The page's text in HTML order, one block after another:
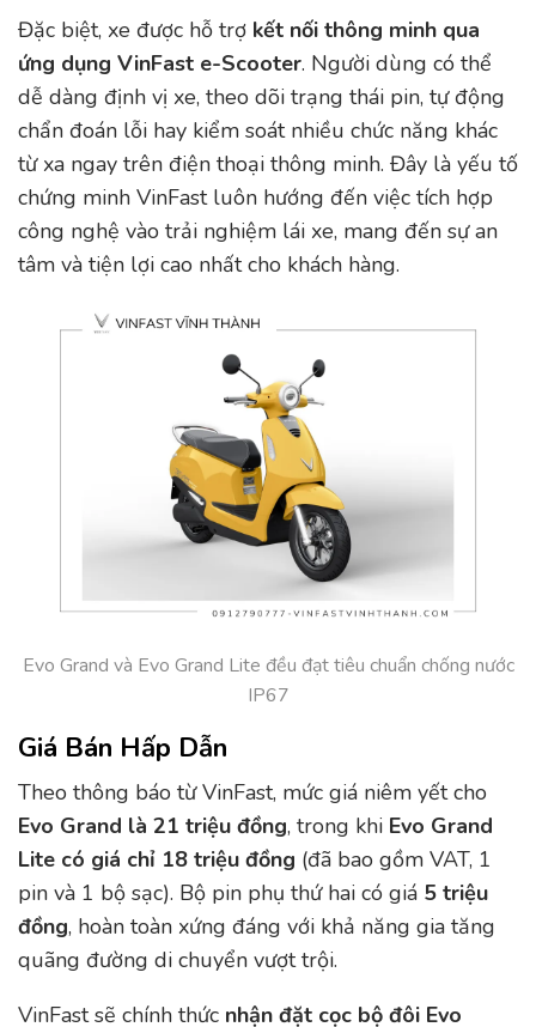
Đặc biệt, xe được hỗ trợ kết nối thông minh qua
ứng dụng VinFast e-Scooter. Người dùng có thể
dễ dàng định vị xe, theo dõi trạng thái pin, tự động
chẩn đoán lỗi hay kiểm soát nhiều chức năng khác
từ xa ngay trên điện thoại thông minh. Đây là yếu tố
chứng minh VinFast luôn hướng đến việc tích hợp
công nghệ vào trải nghiệm lái xe, mang đến sự an
tâm và tiện lợi cao nhất cho khách hàng.
Evo Grand và Evo Grand Lite đều đạt tiêu chuẩn chống nước
IP67
Giá Bán Hấp Dẫn
Theo thông báo từ VinFast, mức giá niêm yết cho
Evo Grand là 21 triệu đồng, trong khi Evo Grand
Lite có giá chỉ 18 triệu đồng (đã bao gồm VAT, 1
pin và 1 bộ sạc). Bộ pin phụ thứ hai có giá 5 triệu
đồng, hoàn toàn xứng đáng với khả năng gia tăng
quãng đường di chuyển vượt trội.
VinFast sẽ chính thức nhận đặt cọc bộ đôi Evo